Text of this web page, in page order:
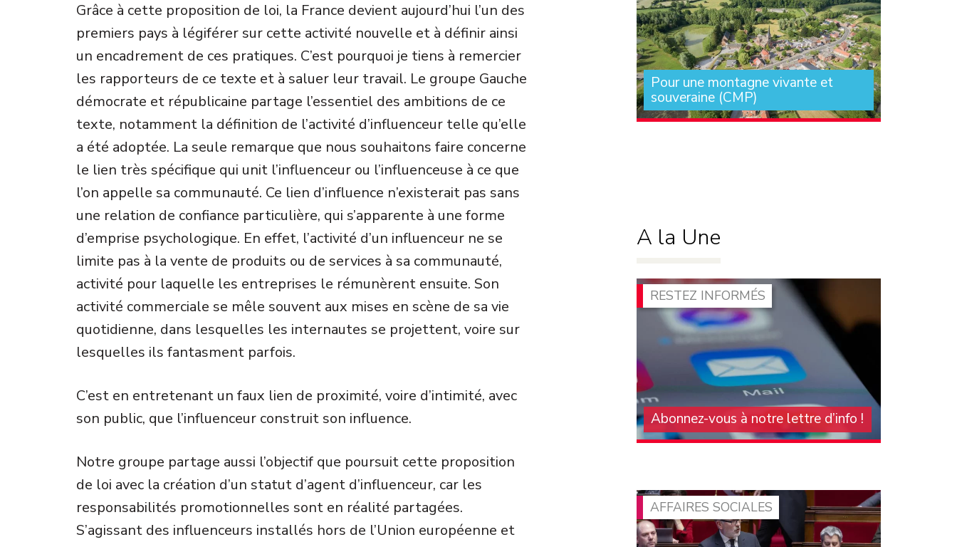
Grâce à cette proposition de loi, la France devient aujourd’hui l’un des
premiers pays à légiférer sur cette activité nouvelle et à définir ainsi
un encadrement de ces pratiques. C’est pourquoi je tiens à remercier
les rapporteurs de ce texte et à saluer leur travail. Le groupe Gauche
démocrate et républicaine partage l’essentiel des ambitions de ce
texte, notamment la définition de l’activité d’influenceur telle qu’elle
a été adoptée. La seule remarque que nous souhaitons faire concerne
le lien très spécifique qui unit l’influenceur ou l’influenceuse à ce que
l’on appelle sa communauté. Ce lien d’influence n’existerait pas sans
une relation de confiance particulière, qui s’apparente à une forme
d’emprise psychologique. En effet, l’activité d’un influenceur ne se
limite pas à la vente de produits ou de services à sa communauté,
activité pour laquelle les entreprises le rémunèrent ensuite. Son
activité commerciale se mêle souvent aux mises en scène de sa vie
quotidienne, dans lesquelles les internautes se projettent, voire sur
lesquelles ils fantasment parfois.
C’est en entretenant un faux lien de proximité, voire d’intimité, avec
son public, que l’influenceur construit son influence.
Notre groupe partage aussi l’objectif que poursuit cette proposition
de loi avec la création d’un statut d’agent d’influenceur, car les
responsabilités promotionnelles sont en réalité partagées.
S’agissant des influenceurs installés hors de l’Union européenne et
Pour une montagne vivante et
souveraine (CMP)
Je voudrais d’abord saluer le travail que M. le
A la Une
RESTEZ INFORMÉS
Abonnez-vous à notre lettre d’info !
Pour vous tenir au courant de l'actualité du
connaître et la diffuser !
AFFAIRES SOCIALES